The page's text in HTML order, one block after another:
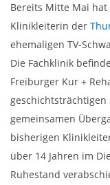
Bereits Mitte Mai hat
Klinikleiterin der
ehemaligen TV-
Die Fachklinik
Freiburger Kur +
geschichtsträchtigen
gemeinsamen
bisherigen
über 14 Jahren im
Ruhestand